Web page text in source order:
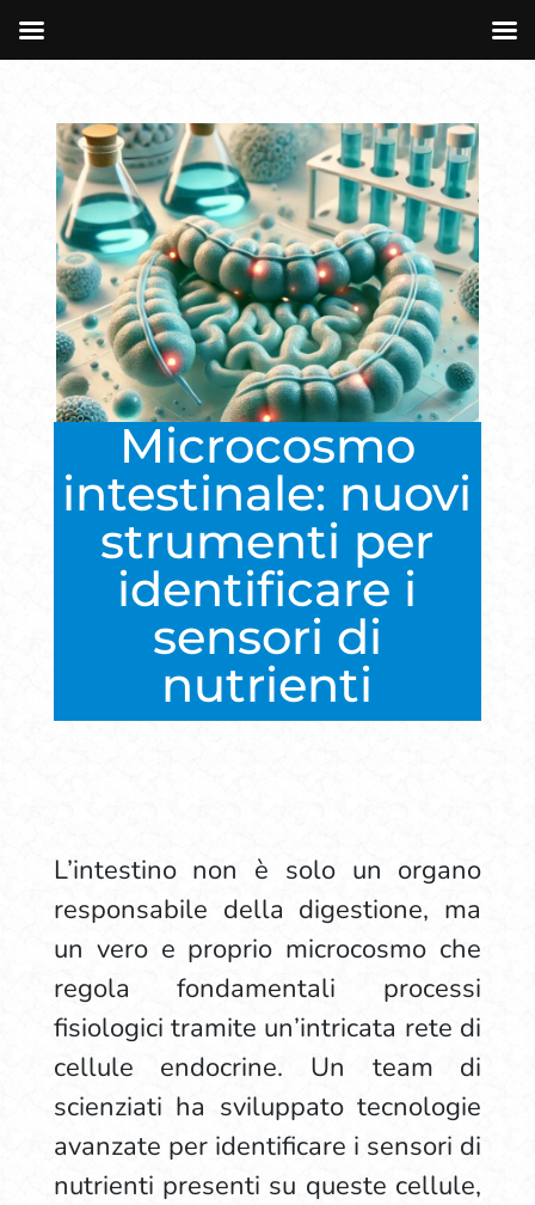
Microcosmo
intestinale: nuovi
strumenti per
identificare i
sensori di
nutrienti
L’intestino non è solo un organo
responsabile della digestione, ma
un vero e proprio microcosmo che
regola fondamentali processi
fisiologici tramite un’intricata rete di
cellule endocrine. Un team di
scienziati ha sviluppato tecnologie
avanzate per identificare i sensori di
nutrienti presenti su queste cellule,